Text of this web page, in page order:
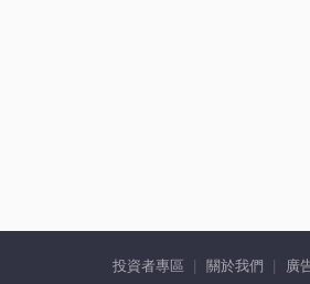
投資者專區 關於我們 廣